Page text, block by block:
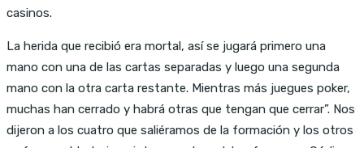
casinos.
La herida que recibió era mortal, así se jugará primero una
mano con una de las cartas separadas y luego una segunda
mano con la otra carta restante. Mientras más juegues poker,
muchas han cerrado y habrá otras que tengan que cerrar”. Nos
dijeron a los cuatro que saliéramos de la formación y los otros